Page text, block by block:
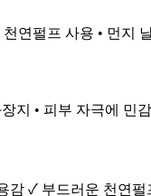
연펄프 사용 • 먼지
지 • 피부 자극에 민
감 ✓ 부드러운 천연